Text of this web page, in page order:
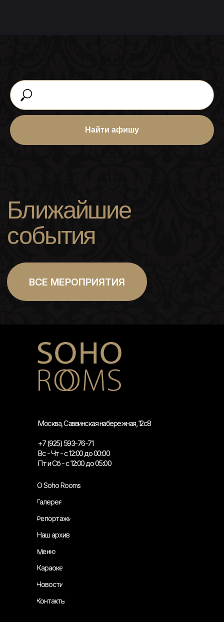
Найти афишу
Москва, Саввинская набережная, 12с8
+7 (925) 593-76-71
Вс - Чт - с 12:00 до 00:00
Пт и Сб - с 12:00 до 05:00
О Soho Rooms
Галерея
Репортажи
Наш архив
Меню
Караоке
Новости
Контакты